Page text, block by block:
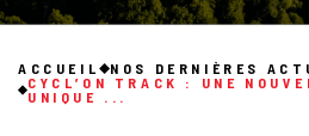
ACCUEIL
NOS DERNIÈRES
CYCL’ON TRACK : UNE
UNIQUE ...